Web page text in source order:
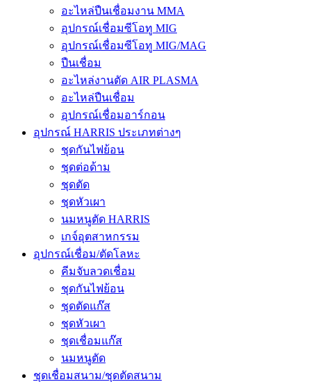
อะไหล่ปืนเชื่อมงาน MMA
อุปกรณ์เชื่อมซีโอทู MIG
อุปกรณ์เชื่อมซีโอทู MIG/MAG
ปืนเชื่อม
อะไหล่งานตัด AIR PLASMA
อะไหล่ปืนเชื่อม
อุปกรณ์เชื่อมอาร์กอน
อุปกรณ์ HARRIS ประเภทต่างๆ
ชุดกันไฟย้อน
ชุดต่อด้าม
ชุดตัด
ชุดหัวเผา
นมหนูตัด HARRIS
เกจ์อุตสาหกรรม
อุปกรณ์เชื่อม/ตัดโลหะ
คีมจับลวดเชื่อม
ชุดกันไฟย้อน
ชุดตัดแก๊ส
ชุดหัวเผา
ชุดเชื่อมแก๊ส
นมหนูตัด
ชุดเชื่อมสนาม/ชุดตัดสนาม